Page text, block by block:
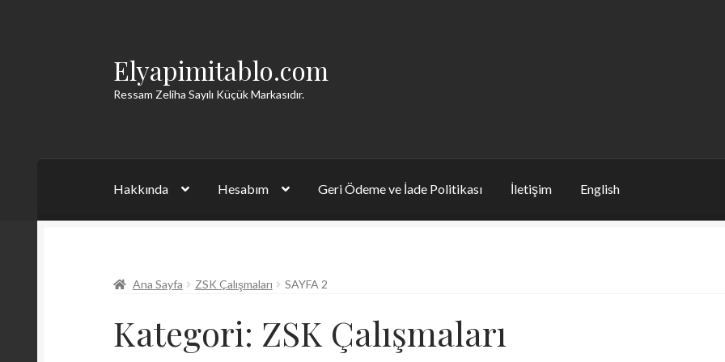
Dolaşıma
geç
İçeriğe
geç
Elyapimitablo.com
Ressam Zeliha Sayılı Küçük Markasıdır.
Hakkında Hesabım Geri Ödeme ve İade Politikası İletişim English
Ana Sayfa ZSK Çalışmaları SAYFA 2
Kategori: ZSK Çalışmaları